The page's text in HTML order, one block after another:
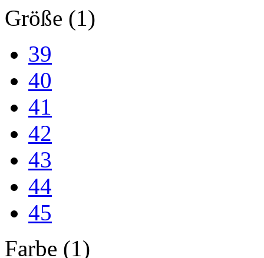
Größe (1)
39
40
41
42
43
44
45
Farbe (1)